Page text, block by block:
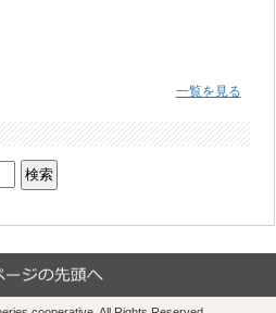
一覧を見る